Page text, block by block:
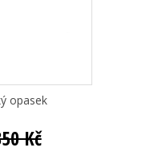
opasek
Kč